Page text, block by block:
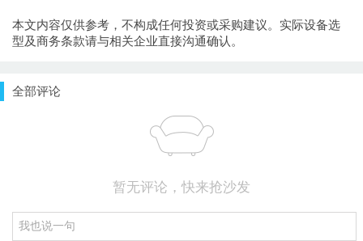
本文内容仅供参考，不构成任何投资或采购建议。实际设备选
型及商务条款请与相关企业直接沟通确认。
全部评论
暂无评论，快来抢沙发